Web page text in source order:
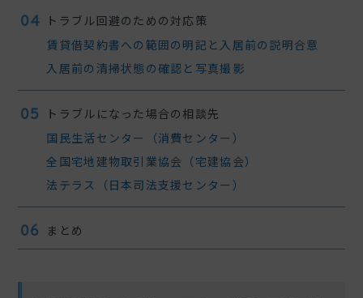
トラブル回避のための対応策
賃貸借契約書への範囲の明記と入居前の説明合意
入居前の清掃状態の確認と写真撮影
トラブルになった場合の相談先
国民生活センター（消費センター）
全国宅地建物取引業協会（宅建協会）
法テラス（日本司法支援センター）
まとめ